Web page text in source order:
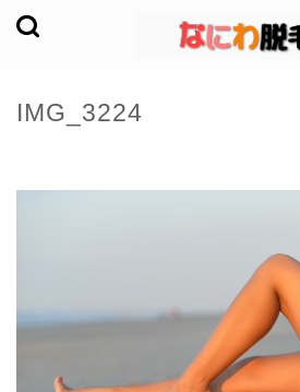
IMG_3224